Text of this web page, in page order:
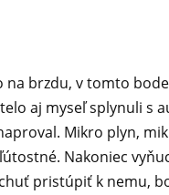
brzdu, v tomto
aj myseľ splynuli s
Mikro plyn,
Nakoniec
pristúpiť k nemu,